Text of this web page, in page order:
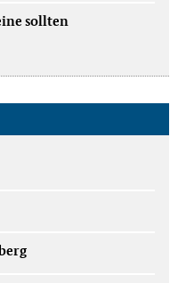
sollten